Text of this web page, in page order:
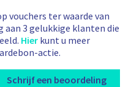
vouchers ter waarde van
aan 3 gelukkige klanten die
Hier kunt u meer
actie.
Schrijf een beoordeling